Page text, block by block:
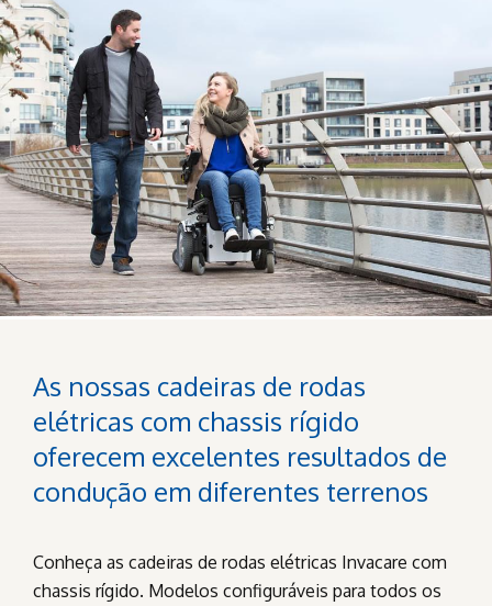
As nossas cadeiras de rodas
elétricas com chassis rígido
oferecem excelentes resultados de
condução em diferentes terrenos
Conheça as cadeiras de rodas elétricas Invacare com
chassis rígido. Modelos configuráveis para todos os